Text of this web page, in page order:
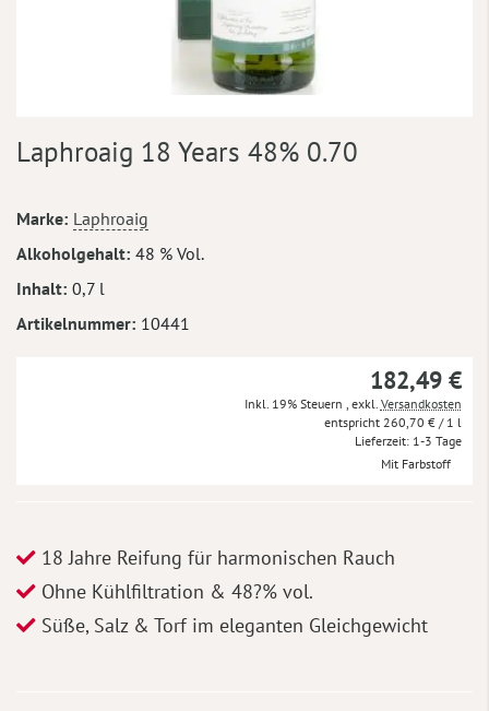
Anfang
springen
Laphroaig 18 Years 48% 0.70
Mehr
Informationen
Marke Laphroaig
Alkoholgehalt 48 % Vol.
Inhalt 0,7 l
Artikelnummer 10441
182,49 €
Inkl. 19% Steuern exkl. Versandkosten
260,70 € / 1 l
Lieferzeit 1-3 Tage
Mit Farbstoff
18 Jahre Reifung für harmonischen Rauch
Ohne Kühlfiltration & 48?% vol.
Süße, Salz & Torf im eleganten Gleichgewicht